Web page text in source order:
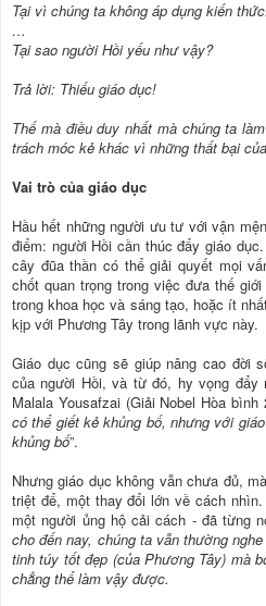
Tại vì chúng ta không áp dụng kiến thức.
…
Tại sao người Hồi yếu như vậy?
Trả lời: Thiếu giáo dục!
Thế mà điều duy nhất mà chúng ta
trách móc kẻ khác vì những thất bại
Vai trò của giáo dục
Hầu hết những người ưu tư với vận
điểm: người Hồi cần thúc đẩy giáo
cây đũa thần có thể giải quyết mọi
chốt quan trọng trong việc đưa thế
trong khoa học và sáng tạo, hoặc ít
kịp với Phương Tây trong lãnh vực này.
Giáo dục cũng sẽ giúp nâng cao đời
của người Hồi, và từ đó, hy vọng
Malala Yousafzai (Giải Nobel Hòa bình
có thể giết kẻ khủng bố, nhưng với
khủng bố”.
Nhưng giáo dục không vẫn chưa đủ,
triệt để, một thay đổi lớn về cách
một người ủng hộ cải cách - đã từng
cho đến nay, chúng ta vẫn thường
tinh túy tốt đẹp (của Phương Tây) mà
chẳng thể làm vậy được.